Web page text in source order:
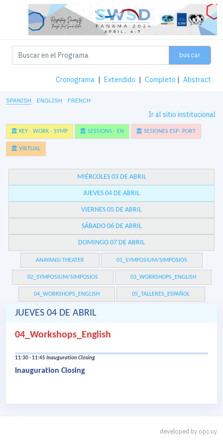
buscar
Cronograma | Extendido | Completo | Abstract
SPANISH ENGLISH FRENCH
Ir al sitio institucional
KEY - WORK - SYMP SESSIONS - EN SESIONES ESP- PORT
VIRTUAL
MIÉRCOLES 03 DE ABRIL
JUEVES 04 DE ABRIL
VIERNES 05 DE ABRIL
SÁBADO 06 DE ABRIL
DOMINGO 07 DE ABRIL
ANAYANSI THEATER 01_SYMPOSIUM/SIMPOSIOS
02_SYMPOSIUM/SIMPOSIOS 03_WORKSHOPS_ENGLISH
04_WORKSHOPS_ENGLISH 05_TALLERES_ESPAÑOL
JUEVES 04 DE ABRIL
04_Workshops_English
11:30 - 11:45 Inauguration Closing
Inauguration Closing
developed by opc.uy